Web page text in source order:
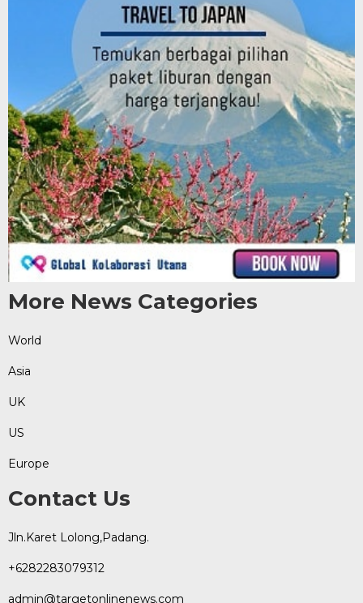
More News Categories
World
Asia
UK
US
Europe
Contact Us
Jln.Karet Lolong,Padang.
+6282283079312
admin@targetonlinenews.com